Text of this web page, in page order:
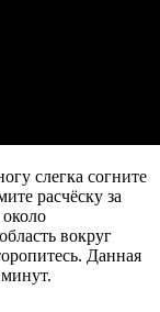
слегка согните
расчёску за
вокруг
Данная